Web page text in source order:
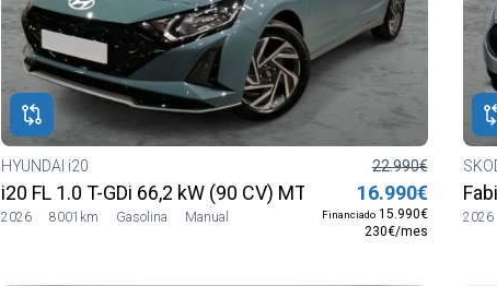
HYUNDAI i20
i20 FL 1.0 T-GDi 66,2 kW (90 CV) MT6 2WD Smart MY26
2026 8001km Gasolina Manual
22.990€
16.990€
Financiado15.990€
230€/mes
2026